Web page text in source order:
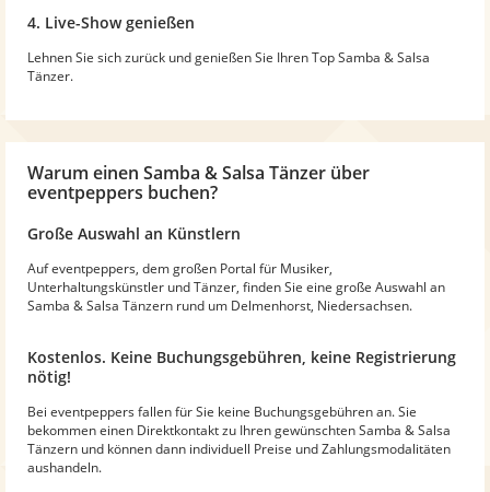
4. Live-Show genießen
Lehnen Sie sich zurück und genießen Sie Ihren Top Samba & Salsa
Tänzer.
Warum einen Samba & Salsa Tänzer über
eventpeppers buchen?
Große Auswahl an Künstlern
Auf eventpeppers, dem großen Portal für Musiker,
Unterhaltungskünstler und Tänzer, finden Sie eine große Auswahl an
Samba & Salsa Tänzern rund um Delmenhorst, Niedersachsen.
Kostenlos. Keine Buchungsgebühren, keine Registrierung
nötig!
Bei eventpeppers fallen für Sie keine Buchungsgebühren an. Sie
bekommen einen Direktkontakt zu Ihren gewünschten Samba & Salsa
Tänzern und können dann individuell Preise und Zahlungsmodalitäten
aushandeln.